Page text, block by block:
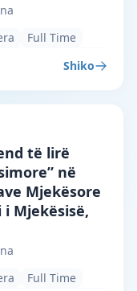
Full Time
Shiko
Tirana · Tiranë
të lirë
në
Mjekësore
Mjekësisë,
Full Time